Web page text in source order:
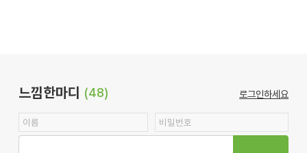
느낌한마디 (48) 로그인하세요